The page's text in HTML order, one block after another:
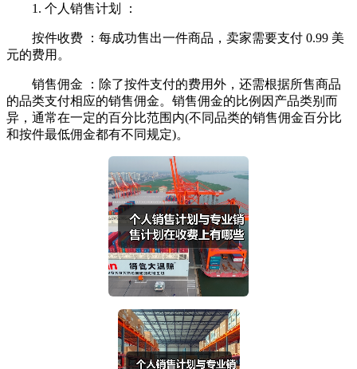
1. 个人销售计划 ：
按件收费 ：每成功售出一件商品，卖家需要支付 0.99 美
元的费用。
销售佣金 ：除了按件支付的费用外，还需根据所售商品
的品类支付相应的销售佣金。销售佣金的比例因产品类别而
异，通常在一定的百分比范围内(不同品类的销售佣金百分比
和按件最低佣金都有不同规定)。